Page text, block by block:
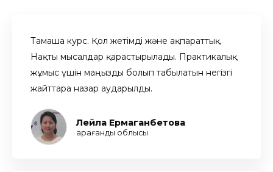
Тамаша курс. Қол жетімді және ақпараттық.
Нақты мысалдар қарастырылады. Практикалық
жұмыс үшін маңызды болып табылатын негізгі
жайттарға назар аударылды.
Лейла Ермаганбетова
Қарағанды облысы